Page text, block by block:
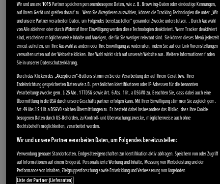
Stromerzeuger
Angebote
Wir und unsere1015Partner speichern personenbezogene Daten, wie z. B. Browsing-Daten oder eindeutige Kennungen,
auf Ihrem Gerät und greifen darauf zu . Wenn Sie Akzeptieren auswählen, können die Tracking-Technologien die unter „Wir
und unsere Partner verarbeiten Daten, um Folgendes bereitzustellen“ genannten Zwecke unterstützen. . Durch Auswahl
von Alle ablehnen oder durch Widerruf Ihrer Einwilligung werden diese Technologien deaktiviert. Wenn Tracker deaktiviert
sind, erscheinen möglicherweise Inhalte und Anzeigen, die für Sie weniger relevant sind. Sie können dieses Menü jederzeit
erneut aufrufen, um Ihre Auswahl zu ändern oder Ihre Einwilligung zu widerrufen, indem Sie auf den Link Voreinstellungen
verwalten unten auf der Webseite klicken. Ihre Wahl wirkt sich auf unsere/n Website aus. Weitere Informationen finden
Sie in unserer Datenschutzerklärung.
Durch das Klicken des „Akzeptieren“-Buttons stimmen Sie der Verarbeitung der auf Ihrem Gerät bzw. Ihrer
Endeinrichtung gespeicherten Daten wie z.B. persönlichen Identifikatoren oder IP-Adressen für die benannten
Verarbeitungszwecke gem. § 25 Abs. 1 TTDSG sowie Art. 6 Abs. 1 lit. a DSGVO zu. Beachten Sie, dass dabei auch eine
Übermittlung in die USA durch unsere Geschäftspartner erfolgen kann. Mit Ihrer Einwilligung stimmen Sie zugleich gem.
Art.49 Abs.1 S.1 lit.a DSGVO solchen Übermittlungen zu. Es besteht dabei insbesondere das Risiko, dass Ihre Cookie-
bezogenen Daten durch US-Behörden, zu Kontroll- und Überwachungszwecke, möglicherweise auch ohne
Rechtsbehelfsmöglichkeiten, verarbeitet werden.
Wir und unsere Partner verarbeiten Daten, um Folgendes bereitzustellen:
Verwendung genauer Standortdaten. Endgeräteeigenschaften zur Identifikation aktiv abfragen. Speichern von oder Zugriff
auf Informationen auf einem Endgerät. Personalisierte Werbung und Inhalte, Messung von Werbeleistung und der
Performance von Inhalten, Zielgruppenforschung sowie Entwicklung und Verbesserung von Angeboten.
Liste der Partner (Lieferanten)